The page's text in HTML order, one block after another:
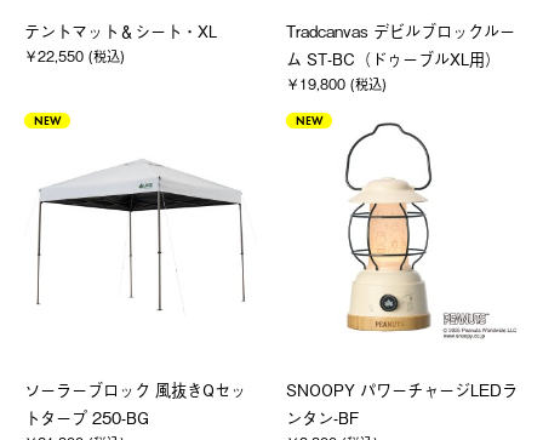
テントマット＆シート・XL
￥22,550 (税込)
Tradcanvas デビルブロックルー
ム ST-BC（ドゥーブルXL用）
￥19,800 (税込)
NEW
ソーラーブロック 風抜きQセッ
トタープ 250-BG
NEW
SNOOPY パワーチャージLEDラ
ンタン-BF